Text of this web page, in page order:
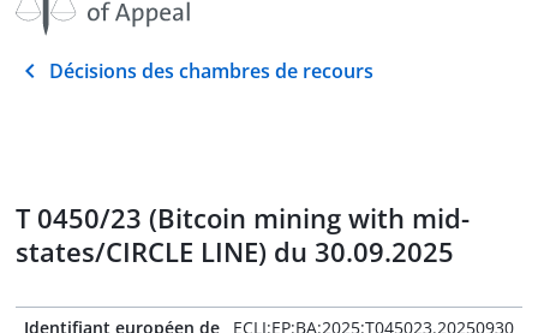
Décisions des chambres de recours
T 0450/23 (Bitcoin mining with mid-
states/CIRCLE LINE) du 30.09.2025
Identifiant européen de
ECLI:EP:BA:2025:T045023.20250930